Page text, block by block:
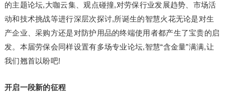
的主题论坛,大咖云集、观点碰撞,对劳保行业发展趋势、市场活
动和技术挑战等进行深层次探讨,所诞生的智慧火花无论是对生
产企业、采购方还是对防护用品的终端使用者都产生了宝贵的启
发。本届劳保会同样设置有多场专业论坛,智慧“含金量”满满,让
我们翘首以盼吧!
开启一段新的征程